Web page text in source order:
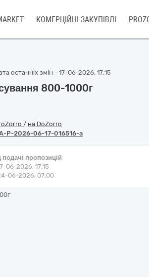
КОМЕРЦІЙНІ ЗАКУПІВЛІ
останніх змін - 17-06-2026, 17:15
800-1000г
/ на DoZorro
P-2026-06-17-016516-a
подачі пропозицій
06-2026, 17:15
06-2026, 07:00